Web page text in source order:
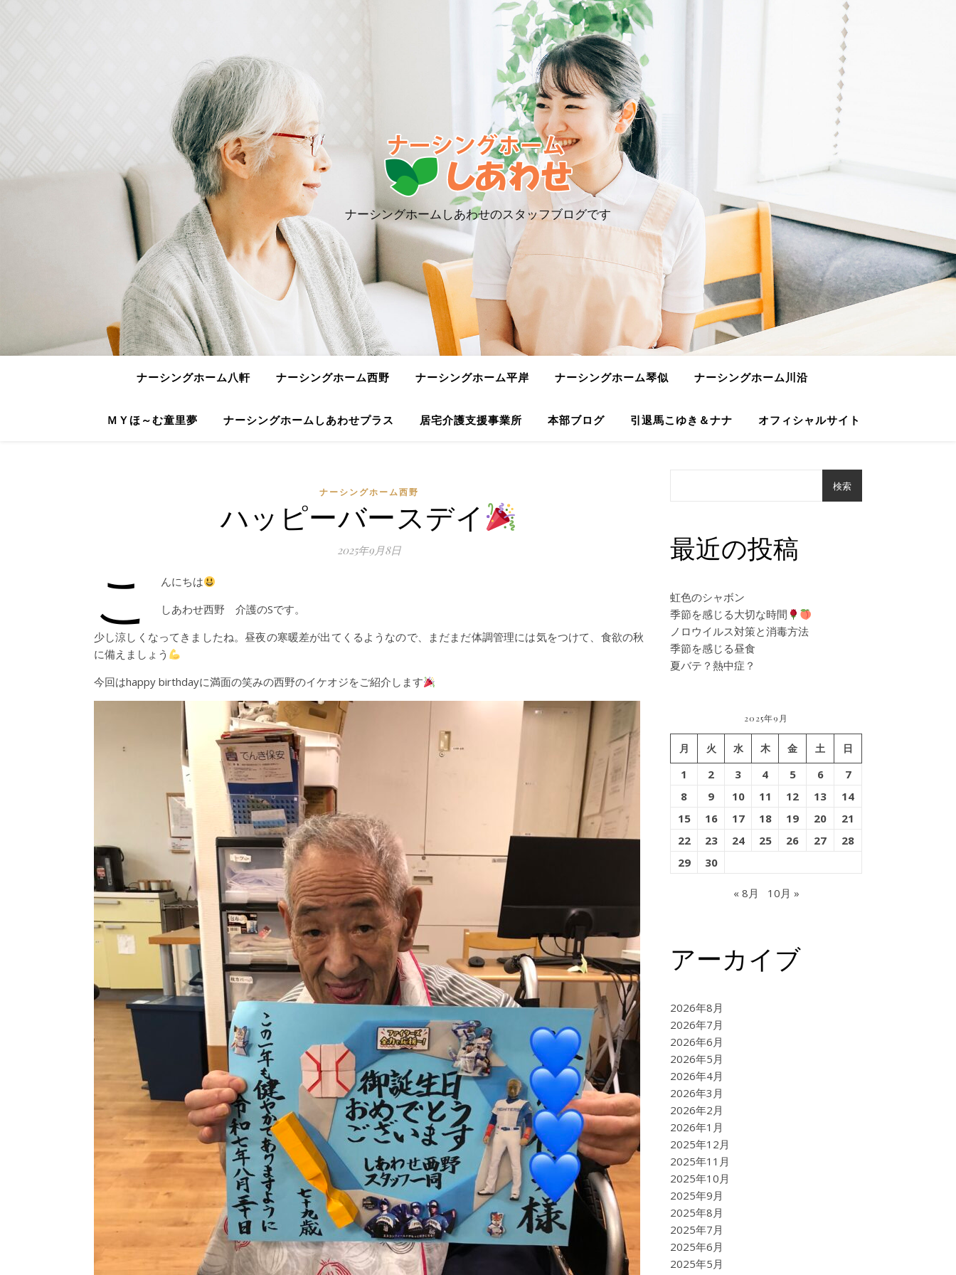
ナーシングホームしあわせのスタッフブログです
ナーシングホーム⼋軒 ナーシングホーム西野 ナーシングホーム平岸 ナーシングホーム琴似 ナーシングホーム川沿
ＭＹほ～む童里夢 ナーシングホームしあわせプラス 居宅介護支援事業所 本部ブログ 引退馬こゆき＆ナナ オフィシャルサイト
ナーシングホーム西野
ハッピーバースデイ
2025年9月8日
こ
んにちは
しあわせ西野 介護のSです。
少し涼しくなってきましたね。昼夜の寒暖差が出てくるようなので、まだまだ体調管理には気をつけて、食欲の秋
に備えましょう
今回はhappy birthdayに満面の笑みの西野のイケオジをご紹介します
検索
最近の投稿
虹色のシャボン
季節を感じる大切な時間
ノロウイルス対策と消毒方法
季節を感じる昼食
夏バテ？熱中症？
2025年9月
月 火 水 木 金 土 日
1 2 3 4 5 6
7
8
9 10 11 12 13
14
15
16 17 18 19 20
21
22
23 24 25 26 27
28
29
30
« 8月 10月 »
アーカイブ
2026年8月
2026年7月
2026年6月
2026年5月
2026年4月
2026年3月
2026年2月
2026年1月
2025年12月
2025年11月
2025年10月
2025年9月
2025年8月
2025年7月
2025年6月
2025年5月